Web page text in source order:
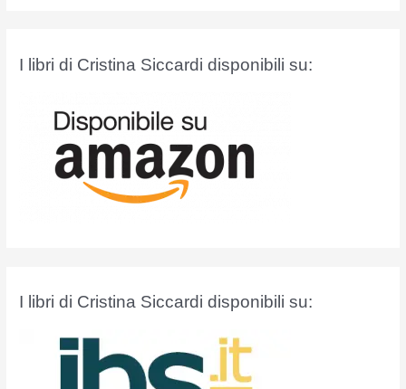
I libri di Cristina Siccardi disponibili su:
I libri di Cristina Siccardi disponibili su: